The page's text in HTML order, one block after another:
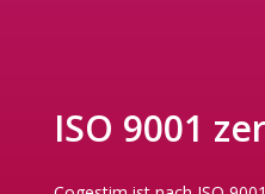
ISO 9001